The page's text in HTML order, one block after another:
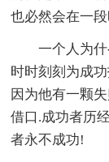
也必然会在一
一个人为
时时刻刻为成
因为他有一颗
借口.成功者历
者永不成功!